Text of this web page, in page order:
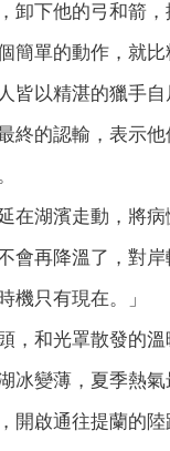
卸下他的弓和箭
簡單的動作，就比
皆以精湛的獵手
終的認輸，表示
在湖濱走動，將
會再降溫了，對
機只有現在。」
，和光罩散發的
冰變薄，夏季熱
開啟通往提蘭的